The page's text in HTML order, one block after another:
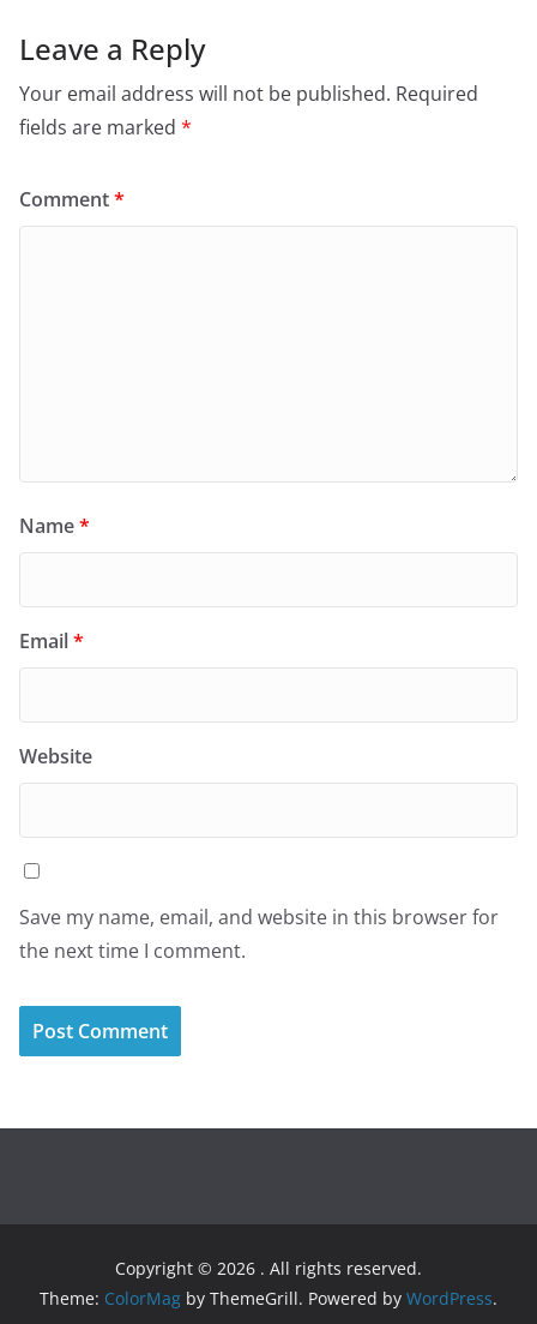
Leave a Reply
Your email address will not be published. Required
fields are marked *
Comment*
Name*
Email*
Website
Save my name, email, and website in this browser for
the next time I comment.
Copyright © 2026 . All rights reserved.
Theme: ColorMag by ThemeGrill. Powered by WordPress.